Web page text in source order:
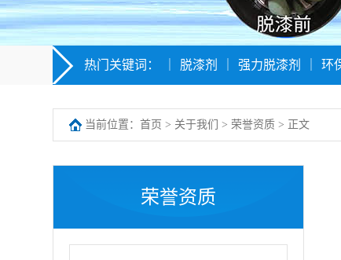
热门关键词： 脱漆剂 强力脱漆剂 环
当前位置： 首页 > 关于我们 > 荣誉资质 > 正文
荣誉资质